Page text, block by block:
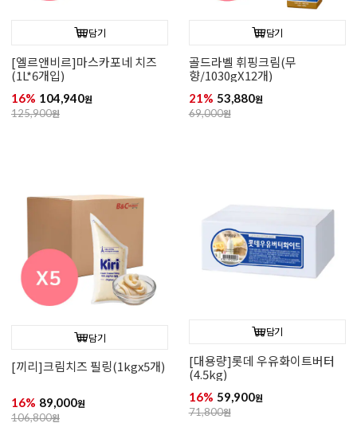
담기
[엘르앤비르]마스카포네 치즈
(1L*6개입)
16% 104,940원
125,900원
담기
골드라벨 휘핑크림(무
향/1030gX12개)
21% 53,880원
69,000원
담기
[끼리]크림치즈 필링(1kgx5개)
16% 89,000원
106,800원
담기
[대용량]롯데 우유화이트버터
(4.5kg)
16% 59,900원
71,800원